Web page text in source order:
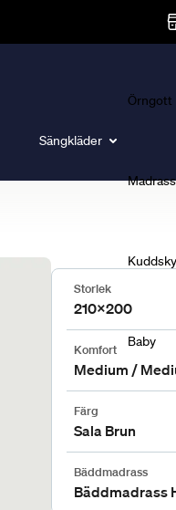
Sängkläder
Örngott
Baby
Storlek
210x200
Komfort
Medium /
Färg
Sala Brun
Bäddmadrass
Bäddmadrass